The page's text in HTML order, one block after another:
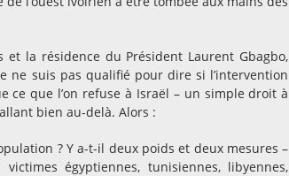
la résidence du Président Laurent Gbagbo,
ne suis pas qualifié pour dire si l’intervention
ce que l’on refuse à Israël – un simple droit à
bien au-delà. Alors :
? Y a-t-il deux poids et deux mesures –
égyptiennes, tunisiennes, libyennes,